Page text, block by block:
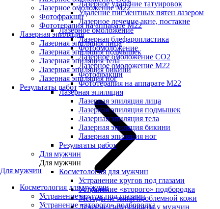
Лазерное омоложение M22
Фотофракшн
Фототерапия на аппарате М22
Лазерная эпиляция
Лазерная эпиляция лица
Лазерная эпиляция подмышек
Лазерная эпиляция тела
Лазерная эпиляция бикини
Лазерная эпиляция ног
Результаты работ
Для мужчин
Косметология для мужчин
Устранение кругов под глазами
Устранение «второго» подбородка
Лазерное удаление татуировок
Удаление пигментных пятен лазером
Лазерное лечение акне, постакне
Лазерное омоложение
Лазерная блефаропластика
Фотоомоложение
Лазерное омоложение CO2
Лазерное омоложение M22
Фотофракшн
Фототерапия на аппарате М22
Лазерная эпиляция
Лазерная эпиляция лица
Лазерная эпиляция подмышек
Лазерная эпиляция тела
Лазерная эпиляция бикини
Лазерная эпиляция ног
Результаты работ
Для мужчин
Для мужчин
Косметология для мужчин
Устранение кругов под глазами
Устранение «второго» подбородка
Методы лечения проблемной кожи
Лечение гипергидроза у мужчин